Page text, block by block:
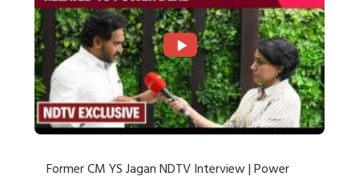
Former CM YS Jagan NDTV Interview | Power